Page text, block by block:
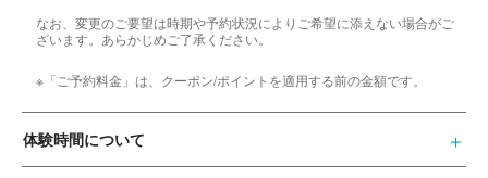
なお、変更のご要望は時期や予約状況によりご希望に添えない場合がご
ざいます。あらかじめご了承ください。
※「ご予約料金」は、クーポン/ポイントを適用する前の金額です。
体験時間について